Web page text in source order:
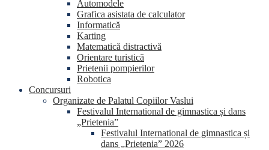
Automodele
Grafica asistata de calculator
Informatică
Karting
Matematică distractivă
Orientare turistică
Prietenii pompierilor
Robotica
Concursuri
Organizate de Palatul Copiilor Vaslui
Festivalul International de gimnastica și dans
„Prietenia”
Festivalul International de gimnastica și
dans „Prietenia” 2026